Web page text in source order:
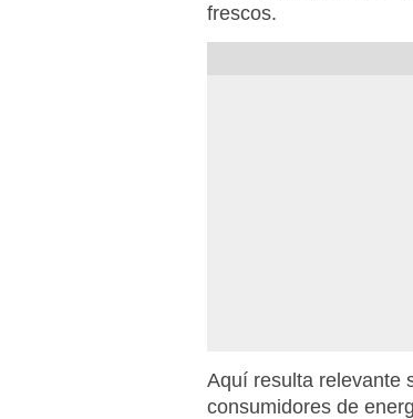
frescos.
Aquí resulta relevante
consumidores de